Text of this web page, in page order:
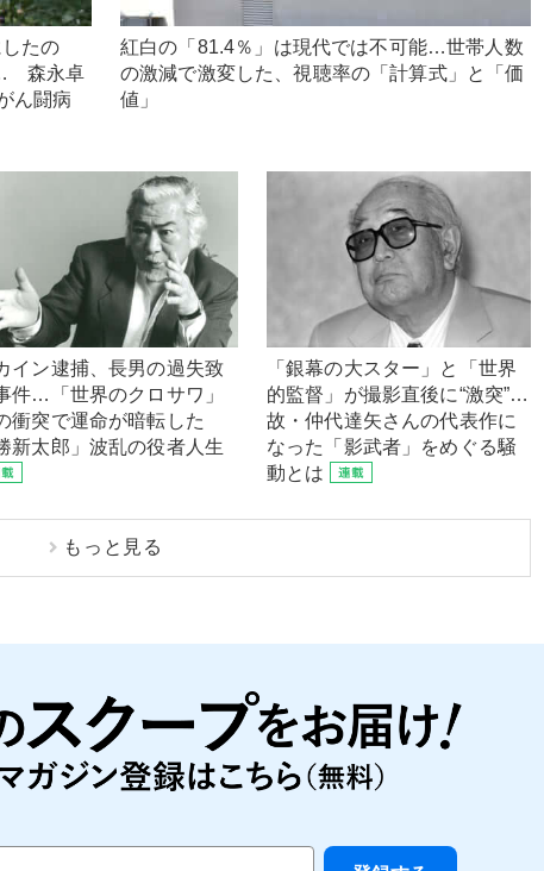
たの
… 森永卓
ん闘病
紅白の「81.4％」は現代では不可能…世帯人数
の激減で激変した、視聴率の「計算式」と「価
値」
イン逮捕、長男の過失致
件…「世界のクロサワ」
衝突で運命が暗転した
新太郎」波乱の役者人生
「銀幕の大スター」と「世界
的監督」が撮影直後に“激突”…
故・仲代達矢さんの代表作に
なった「影武者」をめぐる騒
動とは
もっと見る